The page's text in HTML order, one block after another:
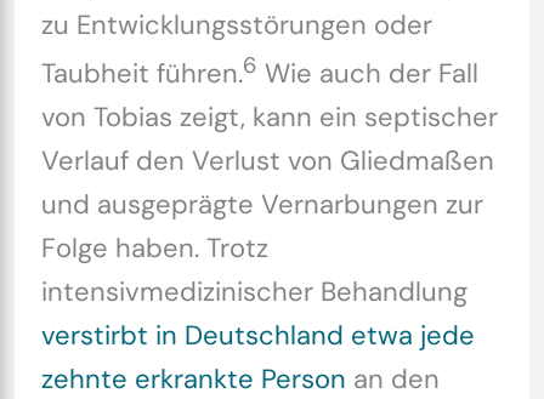
zu Entwicklungsstörungen oder
Taubheit führen.6 Wie auch der Fall
von Tobias zeigt, kann ein septischer
Verlauf den Verlust von Gliedmaßen
und ausgeprägte Vernarbungen zur
Folge haben. Trotz
intensivmedizinischer Behandlung
verstirbt in Deutschland etwa jede
zehnte erkrankte Person an den